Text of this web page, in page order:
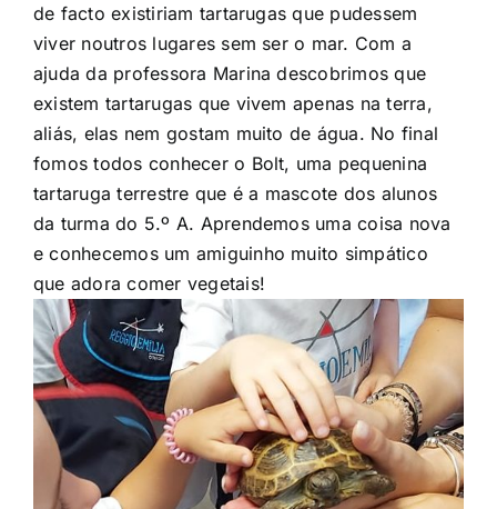
de facto existiriam tartarugas que pudessem
viver noutros lugares sem ser o mar. Com a
ajuda da professora Marina descobrimos que
existem tartarugas que vivem apenas na terra,
aliás, elas nem gostam muito de água. No final
fomos todos conhecer o Bolt, uma pequenina
tartaruga terrestre que é a mascote dos alunos
da turma do 5.º A. Aprendemos uma coisa nova
e conhecemos um amiguinho muito simpático
que adora comer vegetais!